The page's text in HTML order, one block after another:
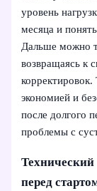
уровень
месяца и
Дальше можно
возвращаясь к
экономией и
после долгого
проблемы с
перед